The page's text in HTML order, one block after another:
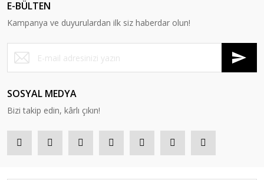
E-BÜLTEN
Kampanya ve duyurulardan ilk siz haberdar olun!
SOSYAL MEDYA
Bizi takip edin, kârlı çıkın!